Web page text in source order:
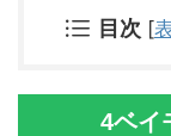
目次 [
4ベイ